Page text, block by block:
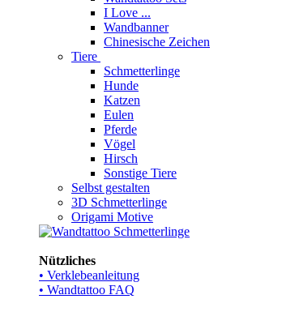
I Love ...
Wandbanner
Chinesische Zeichen
Tiere
Schmetterlinge
Hunde
Katzen
Eulen
Pferde
Vögel
Hirsch
Sonstige Tiere
Selbst gestalten
3D Schmetterlinge
Origami Motive
Nützliches
• Verklebeanleitung
• Wandtattoo FAQ